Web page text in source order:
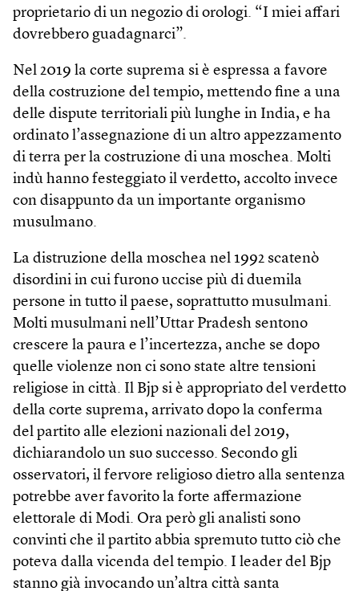
proprietario di un negozio di orologi. “I miei affari
dovrebbero guadagnarci”.
Nel 2019 la corte suprema si è espressa a favore
della costruzione del tempio, mettendo fine a una
delle dispute territoriali più lunghe in India, e ha
ordinato l’assegnazione di un altro appezzamento
di terra per la costruzione di una moschea. Molti
indù hanno festeggiato il verdetto, accolto invece
con disappunto da un importante organismo
musulmano.
La distruzione della moschea nel 1992 scatenò
disordini in cui furono uccise più di duemila
persone in tutto il paese, soprattutto musulmani.
Molti musulmani nell’Uttar Pradesh sentono
crescere la paura e l’incertezza, anche se dopo
quelle violenze non ci sono state altre tensioni
religiose in città. Il Bjp si è appropriato del verdetto
della corte suprema, arrivato dopo la conferma
del partito alle elezioni nazionali del 2019,
dichiarandolo un suo successo. Secondo gli
osservatori, il fervore religioso dietro alla sentenza
potrebbe aver favorito la forte affermazione
elettorale di Modi. Ora però gli analisti sono
convinti che il partito abbia spremuto tutto ciò che
poteva dalla vicenda del tempio. I leader del Bjp
stanno già invocando un’altra città santa